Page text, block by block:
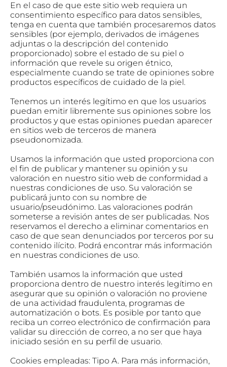
En el caso de que este sitio web requiera un
consentimiento específico para datos sensibles,
tenga en cuenta que también procesaremos datos
sensibles (por ejemplo, derivados de imágenes
adjuntas o la descripción del contenido
proporcionado) sobre el estado de su piel o
información que revele su origen étnico,
especialmente cuando se trate de opiniones sobre
productos específicos de cuidado de la piel.
Tenemos un interés legítimo en que los usuarios
puedan emitir libremente sus opiniones sobre los
productos y que estas opiniones puedan aparecer
en sitios web de terceros de manera
pseudonomizada.
Usamos la información que usted proporciona con
el fin de publicar y mantener su opinión y su
valoración en nuestro sitio web de conformidad a
nuestras condiciones de uso. Su valoración se
publicará junto con su nombre de
usuario/pseudónimo. Las valoraciones podrán
someterse a revisión antes de ser publicadas. Nos
reservamos el derecho a eliminar comentarios en
caso de que sean denunciados por terceros por su
contenido ilícito. Podrá encontrar más información
en nuestras condiciones de uso.
También usamos la información que usted
proporciona dentro de nuestro interés legítimo en
asegurar que su opinión o valoración no proviene
de una actividad fraudulenta, programas de
automatización o bots. Es posible por tanto que
reciba un correo electrónico de confirmación para
validar su dirección de correo, a no ser que haya
iniciado sesión en su perfil de usuario.
Cookies empleadas: Tipo A. Para más información,